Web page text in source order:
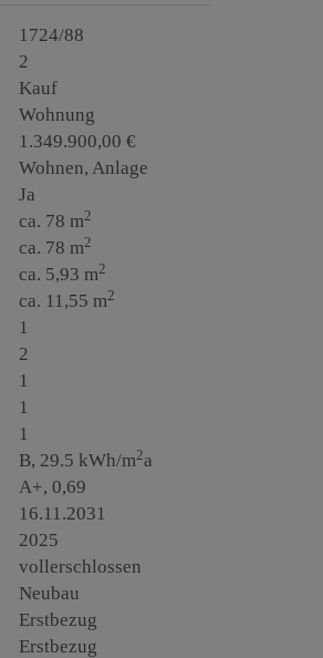
1724/88
2
Kauf
Wohnung
1.349.900,00 €
Wohnen Anlage
Ja
ca. 78 m2
ca. 78 m2
ca. 5,93 m2
ca. 11,55 m2
1
2
1
1
1
B, 29.5 kWh/m2a
A+, 0,69
16.11.2031
2025
vollerschlossen
Neubau
Erstbezug
Erstbezug